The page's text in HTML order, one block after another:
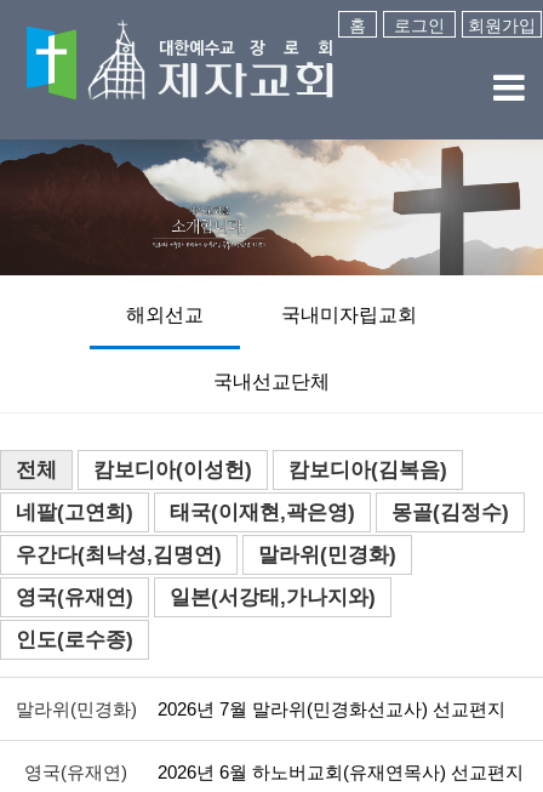
홈 로그인 회원가입
해외선교 국내미자립교회
국내선교단체
전체 캄보디아(이성헌)
캄보디아(김복음)
네팔(고연희)
태국(이재현,곽은영)
몽골(김정수)
우간다(최낙성,김명연)
말라위(민경화)
영국(유재연)
일본(서강태,가나지와)
인도(로수종)
말라위(민경화) 2026년 7월 말라위(민경화선교사) 선교편지
영국(유재연) 2026년 6월 하노버교회(유재연목사) 선교편지